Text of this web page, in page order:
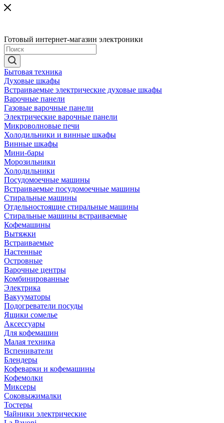
Готовый интернет-магазин электроники
Бытовая техника
Духовые шкафы
Встраиваемые электрические духовые шкафы
Варочные панели
Газовые варочные панели
Электрические варочные панели
Микроволновые печи
Холодильники и винные шкафы
Винные шкафы
Мини-бары
Морозильники
Холодильники
Посудомоечные машины
Встраиваемые посудомоечные машины
Стиральные машины
Отдельностоящие стиральные машины
Стиральные машины встраиваемые
Кофемашины
Вытяжки
Встраиваемые
Настенные
Островные
Варочные центры
Комбинированные
Электрика
Вакууматоры
Подогреватели посуды
Ящики сомелье
Аксессуары
Для кофемашин
Малая техника
Вспениватели
Блендеры
Кофеварки и кофемашины
Кофемолки
Миксеры
Соковыжималки
Тостеры
Чайники электрические